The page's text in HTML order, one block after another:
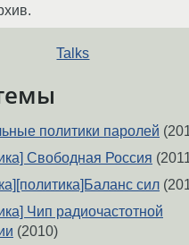
Talks
политики паролей
Свободная Россия
сил
Чип радиочастотной
(2010)